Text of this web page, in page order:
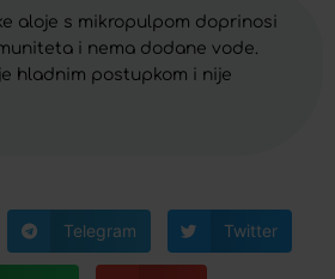
aloje s mikropulpom doprinosi
i nema dodane vode.
hladnim postupkom i nije
Telegram Twitter